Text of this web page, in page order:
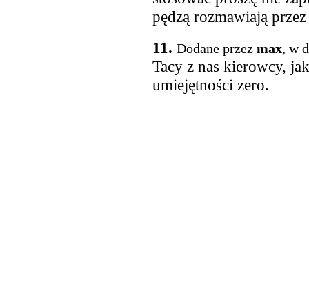
pędzą rozmawiają
11. Dodane przez max, w
Tacy z nas kierowcy,
umiejętności zero.